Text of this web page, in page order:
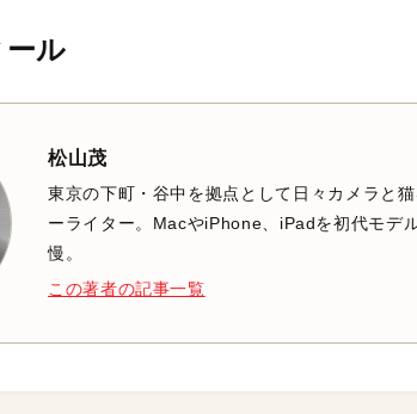
ル
松山茂
東京の下町・谷中を拠点として日々カメラと
ーライター。MacやiPhone、iPadを初代モデ
慢。
この著者の記事一覧